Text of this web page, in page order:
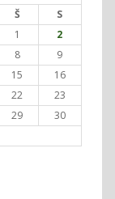
Š
S
1
2
8
9
15
16
22
23
29
30